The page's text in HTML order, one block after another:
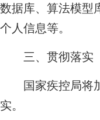
数据库、算法模型
个人信息等。
三、贯彻落实
国家疾控局将加
实。